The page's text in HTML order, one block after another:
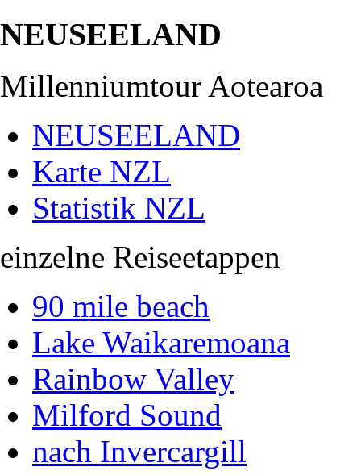
NEUSEELAND
Millenniumtour Aotearoa
NEUSEELAND
Karte NZL
Statistik NZL
einzelne Reiseetappen
90 mile beach
Lake Waikaremoana
Rainbow Valley
Milford Sound
nach Invercargill